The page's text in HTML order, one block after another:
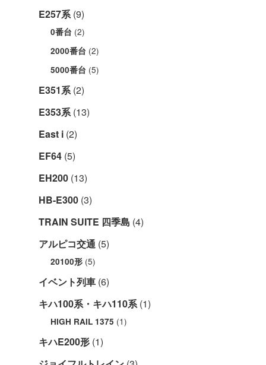
E257系(9)
0番台 (2)
2000番台 (2)
5000番台 (5)
E351系(2)
E353系(13)
East i (2)
EF64 (5)
EH200 (13)
HB-E300 (3)
TRAIN SUITE 四季島 (4)
アルピコ交通 (5)
20100形 (5)
イベント列車 (6)
キハ100系・キハ110系(1)
HIGH RAIL 1375 (1)
キハE200形 (1)